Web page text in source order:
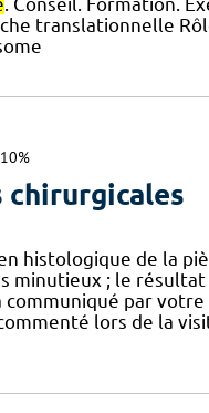
translationnelle
10%
chirurgicales
histologique de la
minutieux ; le
communiqué par
lors de la